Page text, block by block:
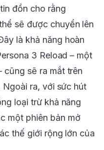
đồn cho rằng
sẽ được chuyển lên
là khả năng hoàn
3 Reload – một
cũng sẽ ra mắt trên
Ngoài ra, với sức hút
loại trừ khả năng
một phiên bản mở
thế giới rộng lớn của